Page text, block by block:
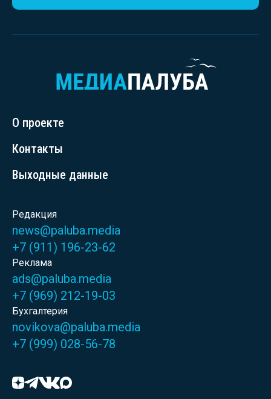
О проекте
Контакты
Выходные данные
Редакция
news@paluba.media
+7 (911) 196-23-62
Реклама
ads@paluba.media
+7 (969) 212-19-03
Бухгалтерия
novikova@paluba.media
+7 (999) 028-56-78